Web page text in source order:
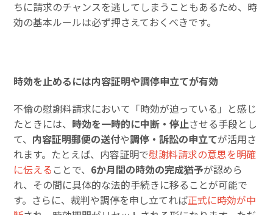
ちに請求のチャンスを逃してしまうこともあるため、時
効の基本ルールは必ず押さえておくべきです。
時効を止めるには内容証明や調停申立てが有効
不倫の慰謝料請求において「時効が迫っている」と感じ
たときには、 時効を一時的に中断・停止させる手段とし
て、 内容証明郵便の送付や調停・訴訟の申立てが活用さ
れます。たとえば、内容証明で慰謝料請求の意思を明確
に伝える ことで、 6か月間の時効の完成猶予が認めら
れ、その間に具体的な法的手続きに移ることが可能で
す。さらに、裁判や調停を申し立てれば正式に時効が中